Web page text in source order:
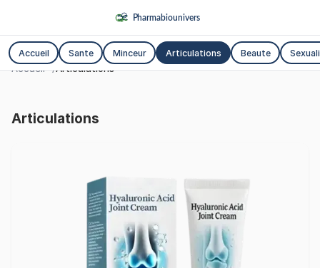
Accueil Sante Minceur Articulations Beaute
Accueil Articulations
Articulations